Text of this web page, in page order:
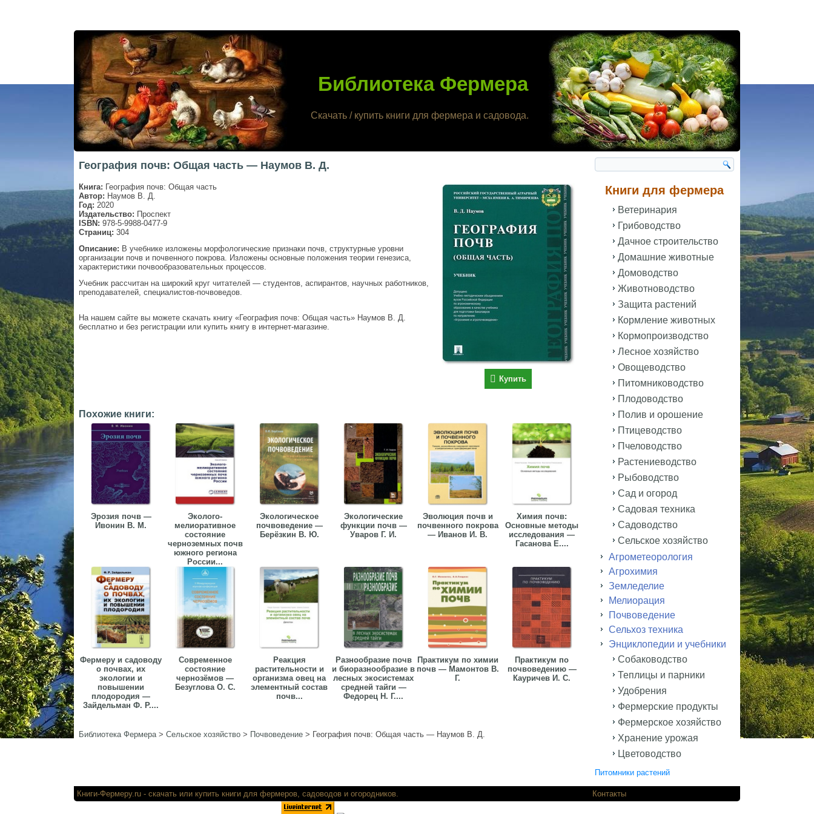
Библиотека Фермера
Скачать / купить книги для фермера и садовода.
География почв: Общая часть — Наумов В. Д.
Купить
Книга: География почв: Общая часть
Автор: Наумов В. Д.
Год: 2020
Издательство: Проспект
ISBN: 978-5-9988-0477-9
Страниц: 304
Описание: В учебнике изложены морфологические признаки почв, структурные уровни
организации почв и почвенного покрова. Изложены основные положения теории генезиса,
характеристики почвообразовательных процессов.
Учебник рассчитан на широкий круг читателей — студентов, аспирантов, научных работников,
преподавателей, специалистов-почвоведов.
На нашем сайте вы можете скачать книгу «География почв: Общая часть» Наумов В. Д.
бесплатно и без регистрации или купить книгу в интернет-магазине.
Похожие книги:
Эрозия почв —
Ивонин В. М.
Эколого-
мелиоративное
состояние
черноземных почв
южного региона
России...
Экологическое
почвоведение —
Берёзкин В. Ю.
Экологические
функции почв —
Уваров Г. И.
Эволюция почв и
почвенного покрова
— Иванов И. В.
Химия почв:
Основные методы
исследования —
Гасанова Е....
Фермеру и садоводу
о почвах, их
экологии и
повышении
плодородия —
Зайдельман Ф. Р....
Современное
состояние
чернозёмов —
Безуглова О. С.
Реакция
растительности и
организма овец на
элементный состав
почв...
Разнообразие почв
и биоразнообразие в
лесных экосистемах
средней тайги —
Федорец Н. Г....
Практикум по химии
почв — Мамонтов В.
Г.
Практикум по
почвоведению —
Кауричев И. С.
Библиотека Фермера> Сельское хозяйство > Почвоведение > География почв: Общая часть — Наумов В. Д.
Книги для фермера
Ветеринария
Грибоводство
Дачное строительство
Домашние животные
Домоводство
Животноводство
Защита растений
Кормление животных
Кормопроизводство
Лесное хозяйство
Овощеводство
Питомниководство
Плодоводство
Полив и орошение
Птицеводство
Пчеловодство
Растениеводство
Рыбоводство
Сад и огород
Садовая техника
Садоводство
Сельское хозяйство
Агрометеорология
Агрохимия
Земледелие
Мелиорация
Почвоведение
Сельхоз техника
Энциклопедии и учебники
Собаководство
Теплицы и парники
Удобрения
Фермерские продукты
Фермерское хозяйство
Хранение урожая
Цветоводство
Питомники растений
Книги-Фермеру.ru - скачать или купить книги для фермеров, садоводов и огородников. Контакты